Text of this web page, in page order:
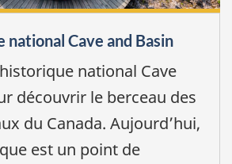
national Cave and Basin
national Cave
découvrir le berceau des
du Canada. Aujourd’hui,
est un point de